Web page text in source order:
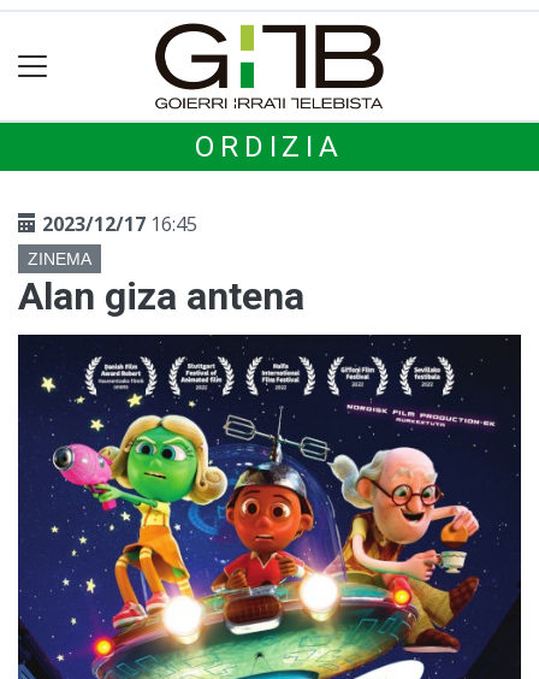
ORDIZIA
2023/12/17 16:45
ZINEMA
Alan giza antena